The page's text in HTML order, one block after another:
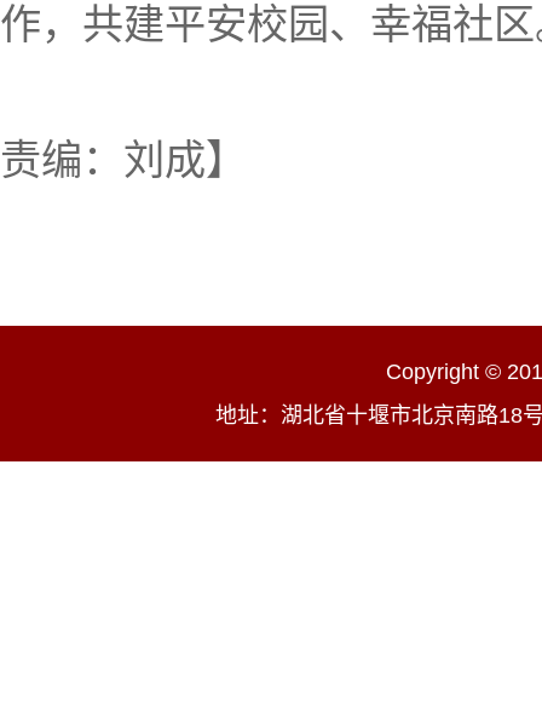
作，共建平安校园、幸福社
责编：刘成】
Copyright ©
地址：湖北省十堰市北京南路18